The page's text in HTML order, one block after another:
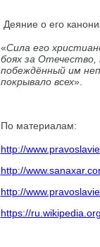
Деяние о его
«Сила его
боях за Отечество,
побеждённый им
покрывало всех».
По материалам:
http://
http://
http://
https://